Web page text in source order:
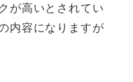
が高いとされてい
内容になりますが